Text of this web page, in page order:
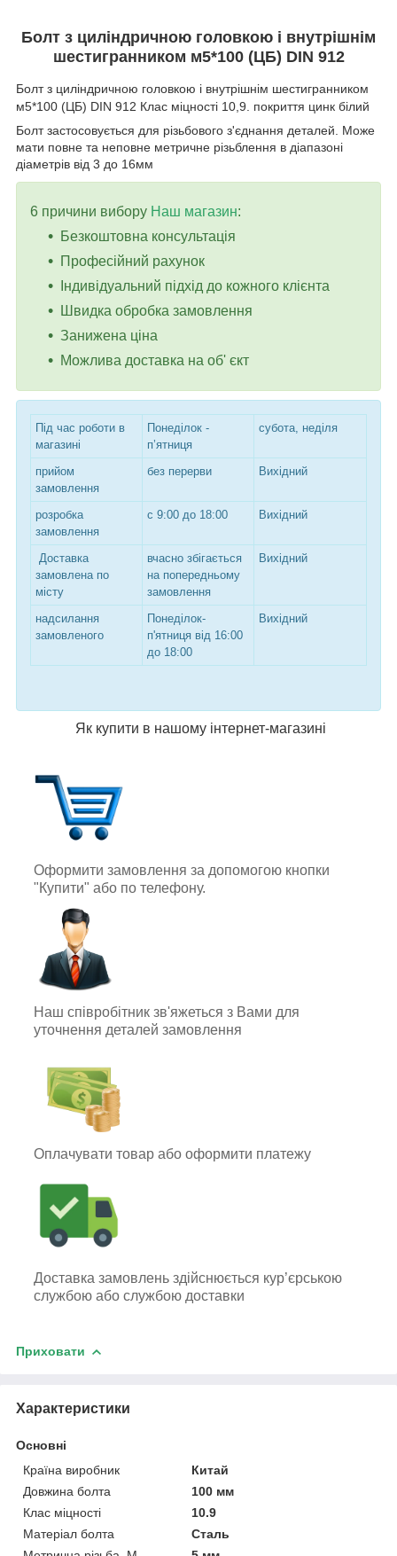
Болт з циліндричною головкою і внутрішнім
шестигранником м5*100(ЦБ) DIN 912
Болт з циліндричною головкою і внутрішнім шестигранником
м5*100 (ЦБ) DIN 912 Клас міцності 10,9. покриття цинк білий
Болт застосовується для різьбового з'єднання деталей. Може
мати повне та неповне метричне різьблення в діапазоні
діаметрів від 3 до 16мм
6 причини вибору Наш магазин:
Безкоштовна консультація
Професійний рахунок
Індивідуальний підхід до кожного клієнта
Швидка обробка замовлення
Занижена ціна
Можлива доставка на об' єкт
Під час роботи в
магазині
Понеділок -
п’ятниця
субота, неділя
прийом
замовлення
без перерви Вихідний
розробка
замовлення
с 9:00 до 18:00 Вихідний
Доставка
замовлена по
місту
вчасно збігається
на попередньому
замовлення
Вихідний
надсилання
замовленого
Понеділок-
п'ятниця від 16:00
до 18:00
Вихідний
Як купити в нашому інтернет-магазині
Оформити замовлення за допомогою кнопки
"Купити" або по телефону.
Наш співробітник зв'яжеться з Вами для
уточнення деталей замовлення
Оплачувати товар або оформити платежу
Доставка замовлень здійснюється кур’єрською
службою або службою доставки
Приховати
Характеристики
Основні
Країна виробник
Китай
Довжина болта
100 мм
Клас міцності
10.9
Матеріал болта
Сталь